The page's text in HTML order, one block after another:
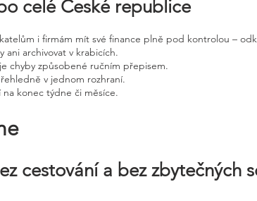
celé České republice
i firmám mít své finance plně pod kontrolou –
archivovat v krabicích.
chyby způsobené ručním přepisem.
v jednom rozhraní.
konec týdne či měsíce.
cestování a bez zbytečných